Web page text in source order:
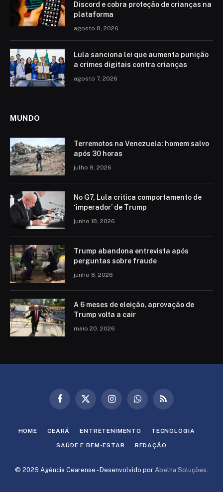
Discord e cobra proteção de crianças na
plataforma
agosto 8, 2026
Lula sanciona lei que aumenta punição
a crimes digitais contra crianças
agosto 7, 2026
MUNDO
Terremotos na Venezuela: homem salvo
após 30 horas
julho 9, 2026
No G7, Lula critica comportamento de
‘imperador’ de Trump
junho 18, 2026
Trump abandona entrevista após
perguntas sobre fraude
junho 8, 2026
A 6 meses de eleição, aprovação de
Trump volta a cair
maio 20, 2026
Facebook
X
InstagramWhatsAppRSS
HOME CEARÁ ENTRETENIMENTO TECNOLOGIA
SAÚDE E BEM-ESTAR REDAÇÃO
© 2026 Agência Cearense - Desenvolvido por Abelha Soluções.